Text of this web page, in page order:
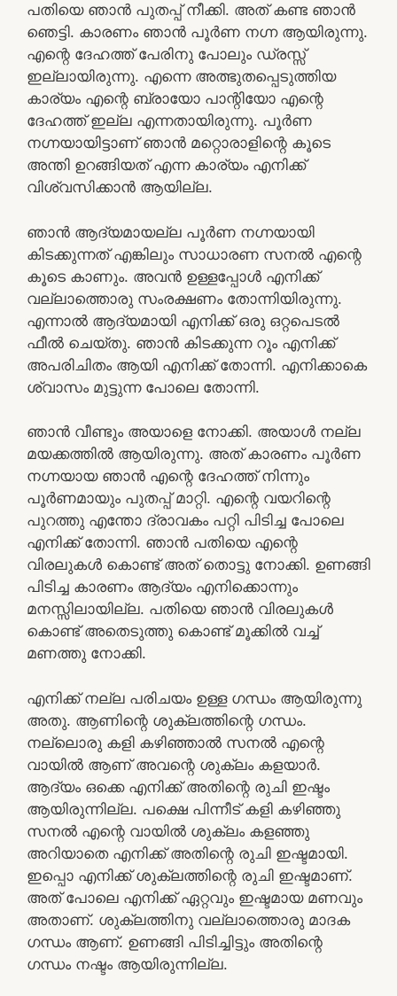
പതിയെ ഞാന്‍ പുതപ്പ് നീക്കി. അത് കണ്ട ഞാന്‍
ഞെട്ടി. കാരണം ഞാന്‍ പൂര്‍ണ നഗ്ന ആയിരുന്നു.
എന്റെ ദേഹത്ത് പേരിനു പോലും ഡ്രസ്സ്‌
ഇല്ലായിരുന്നു. എന്നെ അത്ഭുതപ്പെടുത്തിയ
കാര്യം എന്റെ ബ്രായോ പാന്റിയോ എന്റെ
ദേഹത്ത് ഇല്ല എന്നതായിരുന്നു. പൂര്‍ണ
നഗ്നയായിട്ടാണ് ഞാന്‍ മറ്റൊരാളിന്റെ കൂടെ
അന്തി ഉറങ്ങിയത് എന്ന കാര്യം എനിക്ക്
വിശ്വസിക്കാന്‍ ആയില്ല.
ഞാന്‍ ആദ്യമായല്ല പൂര്‍ണ നഗ്നയായി
കിടക്കുന്നത് എങ്കിലും സാധാരണ സനല്‍ എന്റെ
കൂടെ കാണും. അവന്‍ ഉള്ളപ്പോള്‍ എനിക്ക്
വല്ലാത്തൊരു സംരക്ഷണം തോന്നിയിരുന്നു.
എന്നാല്‍ ആദ്യമായി എനിക്ക് ഒരു ഒറ്റപെടല്‍
ഫീല്‍ ചെയ്തു. ഞാന്‍ കിടക്കുന്ന റൂം എനിക്ക്
അപരിചിതം ആയി എനിക്ക് തോന്നി. എനിക്കാകെ
ശ്വാസം മുട്ടുന്ന പോലെ തോന്നി.
ഞാന്‍ വീണ്ടും അയാളെ നോക്കി. അയാള്‍ നല്ല
മയക്കത്തില്‍ ആയിരുന്നു. അത് കാരണം പൂര്‍ണ
നഗ്നയായ ഞാന്‍ എന്റെ ദേഹത്ത് നിന്നും
പൂര്‍ണമായും പുതപ്പ് മാറ്റി. എന്റെ വയറിന്റെ
പുറത്തു എന്തോ ദ്രാവകം പറ്റി പിടിച്ച പോലെ
എനിക്ക് തോന്നി. ഞാന്‍ പതിയെ എന്റെ
വിരലുകള്‍ കൊണ്ട് അത് തൊട്ടു നോക്കി. ഉണങ്ങി
പിടിച്ച കാരണം ആദ്യം എനിക്കൊന്നും
മനസ്സിലായില്ല. പതിയെ ഞാന്‍ വിരലുകള്‍
കൊണ്ട് അതെടുത്തു കൊണ്ട് മൂക്കില്‍ വച്ച്
മണത്തു നോക്കി.
എനിക്ക് നല്ല പരിചയം ഉള്ള ഗന്ധം ആയിരുന്നു
അതു. ആണിന്റെ ശുക്ലത്തിന്റെ ഗന്ധം.
നല്ലൊരു കളി കഴിഞ്ഞാല്‍ സനല്‍ എന്റെ
വായില്‍ ആണ് അവന്റെ ശുക്ലം കളയാര്‍.
ആദ്യം ഒക്കെ എനിക്ക് അതിന്റെ രുചി ഇഷ്ടം
ആയിരുന്നില്ല. പക്ഷെ പിന്നീട് കളി കഴിഞ്ഞു
സനല്‍ എന്റെ വായില്‍ ശുക്ലം കളഞ്ഞു
അറിയാതെ എനിക്ക് അതിന്റെ രുചി ഇഷ്ടമായി.
ഇപ്പൊ എനിക്ക് ശുക്ലത്തിന്റെ രുചി ഇഷ്ടമാണ്.
അത് പോലെ എനിക്ക് ഏറ്റവും ഇഷ്ടമായ മണവും
അതാണ്‌. ശുക്ലത്തിനു വല്ലാത്തൊരു മാദക
ഗന്ധം ആണ്. ഉണങ്ങി പിടിച്ചിട്ടും അതിന്റെ
ഗന്ധം നഷ്ടം ആയിരുന്നില്ല.